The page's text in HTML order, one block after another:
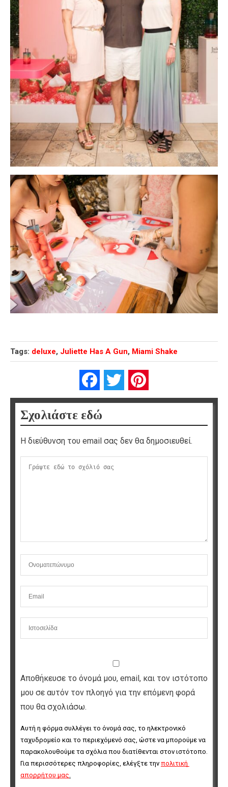
Tags: deluxe, Juliette Has A Gun, Miami Shake
FacebookTwitter
Σχολιάστε εδώ
Η διεύθυνση του email σας δεν θα δημοσιευθεί.
Αποθήκευσε το όνομά μου, email, και τον ιστότοπο
μου σε αυτόν τον πλοηγό για την επόμενη φορά
που θα σχολιάσω.
Αυτή η φόρμα συλλέγει το όνομά σας, το ηλεκτρονικό
ταχυδρομείο και το περιεχόμενό σας, ώστε να μπορούμε να
παρακολουθούμε τα σχόλια που διατίθενται στον ιστότοπο.
Για περισσότερες πληροφορίες, ελέγξτε την πολιτική
απορρήτου μας